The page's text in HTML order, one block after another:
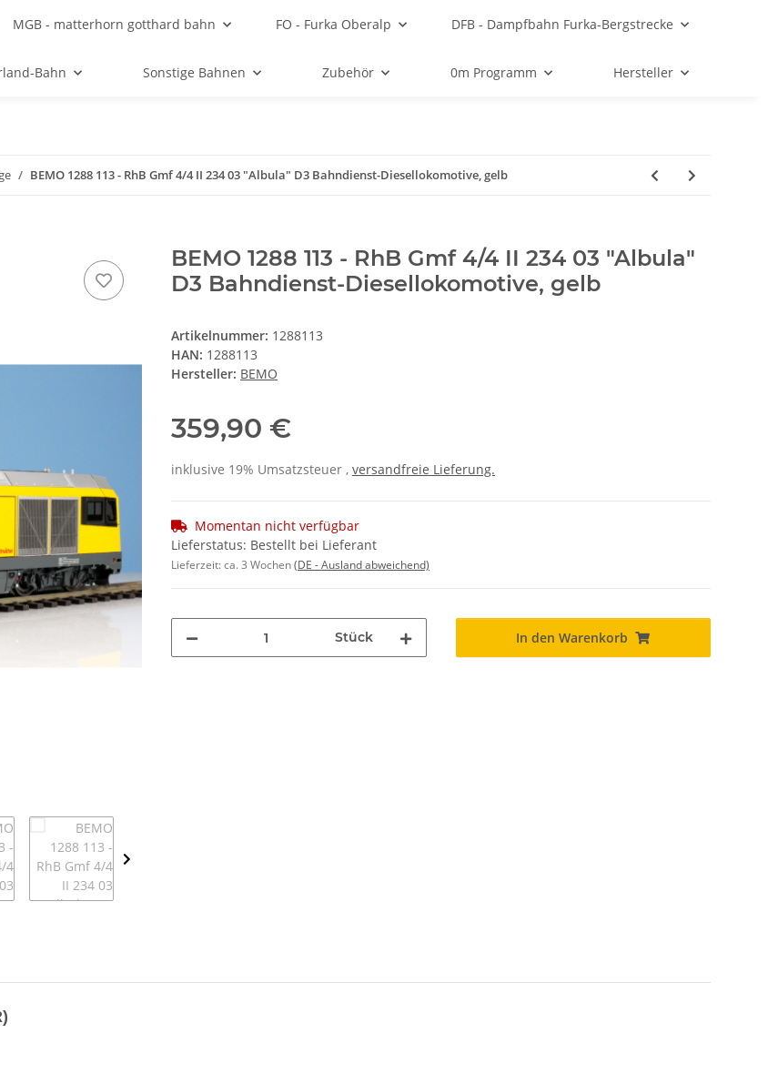
MGB - matterhorn gotthard bahn FO - Furka Oberalp DFB - Dampfbahn Furka-Bergstrecke
Bahn Sonstige Bahnen Zubehör 0m Programm Hersteller
BEMO 1288 113 - RhB Gmf 4/4 II 234 03 "Albula" D3 Bahndienst-Diesellokomotive, gelb
BEMO 1288 113 - RhB Gmf 4/4 II 234 03 "Albula"
D3 Bahndienst-Diesellokomotive, gelb
Artikelnummer: 1288113
HAN: 1288113
Hersteller: BEMO
359,90 €
inklusive 19% Umsatzsteuer , versandfreie Lieferung.
Momentan nicht verfügbar
Lieferstatus: Bestellt bei Lieferant
Lieferzeit:ca. 3 Wochen(DE - Ausland abweichend)
Stück In den Warenkorb